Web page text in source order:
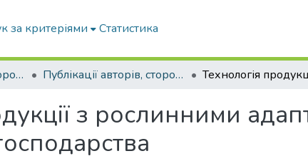
за критеріями Статистика
Публікації авторів, сторонніх університету Публікації авторів, сторонніх університету
з рослинними